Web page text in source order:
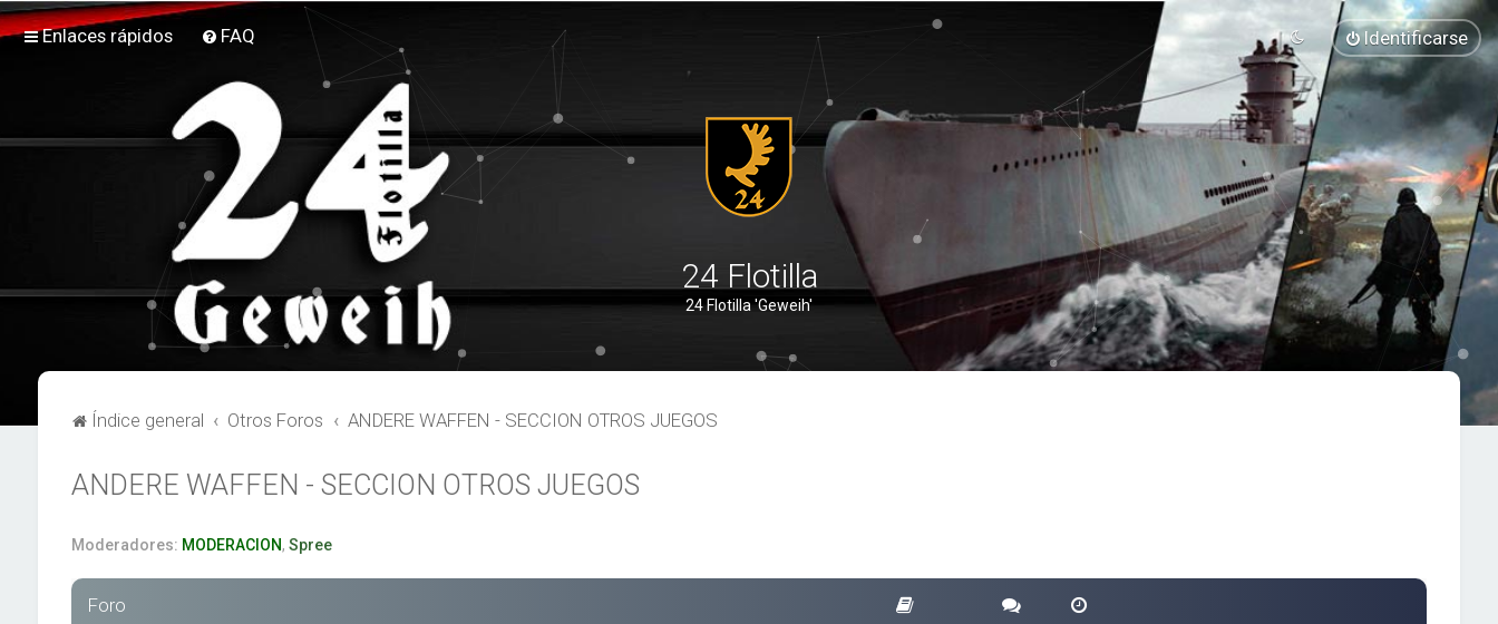
Enlaces rápidos FAQ Identificarse
24 Flotilla
24 Flotilla 'Geweih'
Índice general Otros Foros ANDERE WAFFEN - SECCION OTROS JUEGOS
ANDERE WAFFEN - SECCION OTROS JUEGOS
Moderadores: MODERACION, Spree
Foro